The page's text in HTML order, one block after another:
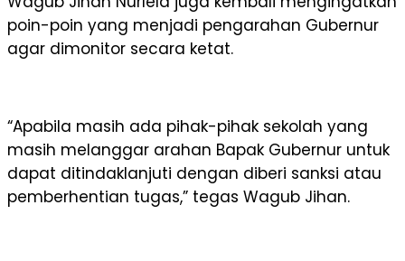
poin-poin yang menjadi pengarahan Gubernur
agar dimonitor secara ketat.
“Apabila masih ada pihak-pihak sekolah yang
masih melanggar arahan Bapak Gubernur untuk
dapat ditindaklanjuti dengan diberi sanksi atau
pemberhentian tugas,” tegas Wagub Jihan.